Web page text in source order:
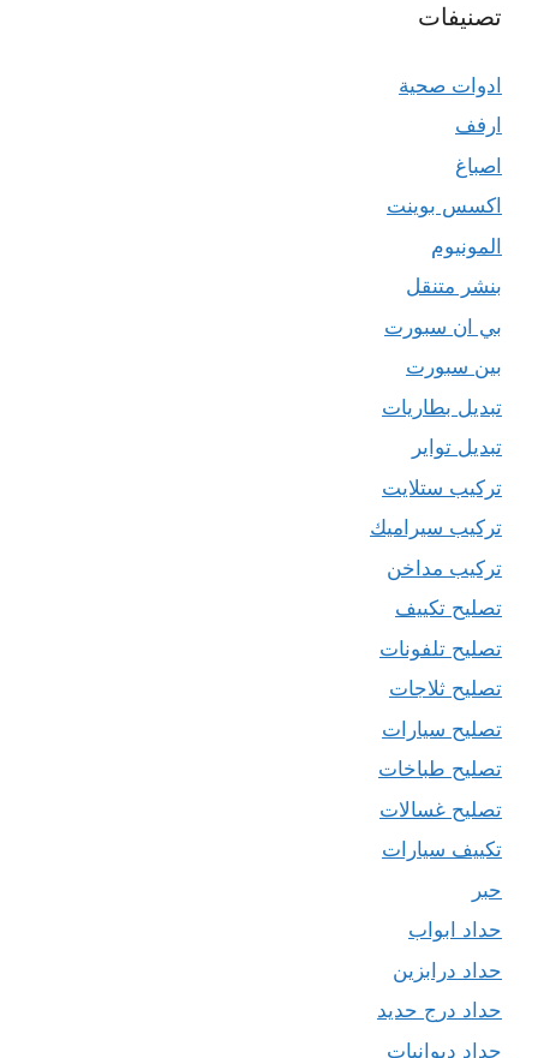
تصنيفات
ادوات صحية
ارفف
اصباغ
اكسس بوينت
المونيوم
بنشر متنقل
بي ان سبورت
بين سبورت
تبديل بطاريات
تبديل تواير
تركيب ستلايت
تركيب سيراميك
تركيب مداخن
تصليح تكييف
تصليح تلفونات
تصليح ثلاجات
تصليح سيارات
تصليح طباخات
تصليح غسالات
تكييف سيارات
حبر
حداد ابواب
حداد درابزين
حداد درج حديد
حداد ديوانيات